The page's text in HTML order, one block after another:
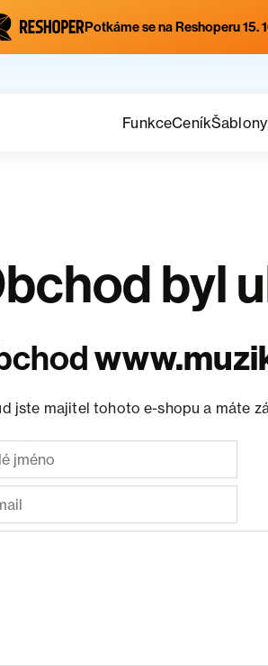
Potkáme se na Reshoperu 15.
FunkceCeníkŠablony
byl
jste majitel tohoto e-shopu a máte